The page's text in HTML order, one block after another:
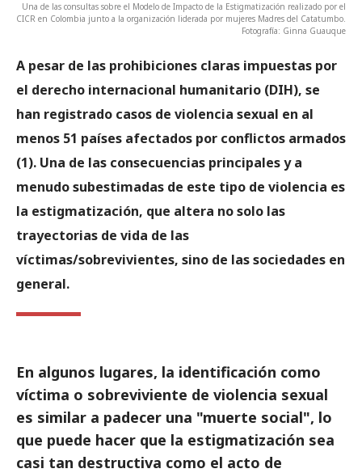
Una de las consultas sobre el Modelo de Impacto de la Estigmatización realizado por el
CICR en Colombia junto a la organización liderada por mujeres Madres del Catatumbo.
Fotografía: Ginna Guauque
A pesar de las prohibiciones claras impuestas por
el derecho internacional humanitario (DIH), se
han registrado casos de violencia sexual en al
menos 51 países afectados por conflictos armados
(1). Una de las consecuencias principales y a
menudo subestimadas de este tipo de violencia es
la estigmatización, que altera no solo las
trayectorias de vida de las
víctimas/sobrevivientes, sino de las sociedades en
general.
En algunos lugares, la identificación como
víctima o sobreviviente de violencia sexual
es similar a padecer una "muerte social", lo
que puede hacer que la estigmatización sea
casi tan destructiva como el acto de